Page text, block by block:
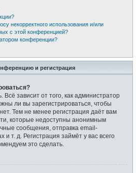
некорректного использования и/или
с этой конференцией?
конференции?
и регистрация
зависит от того, как администратор
ли вы зарегистрироваться, чтобы
Тем не менее регистрация даёт вам
которые недоступны анонимным
сообщения, отправка email-
и т. д. Регистрация займёт у вас всего
это сделать.